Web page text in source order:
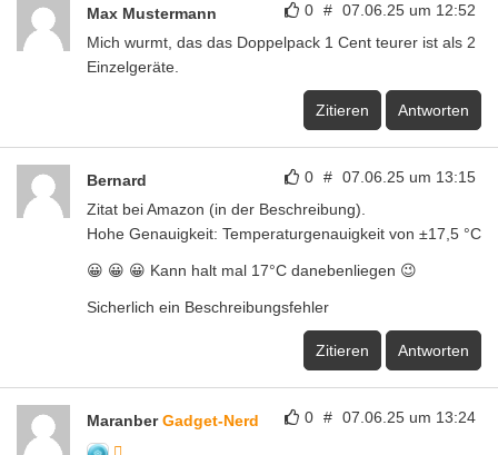
0 # 07.06.25 um 12:52
Max Mustermann
Mich wurmt, das das Doppelpack 1 Cent teurer ist als 2
Einzelgeräte.
Zitieren Antworten
0 # 07.06.25 um 13:15
Bernard
Zitat bei Amazon (in der Beschreibung).
Hohe Genauigkeit: Temperaturgenauigkeit von ±17,5 °C
😀 😀 😀 Kann halt mal 17°C danebenliegen 😉
Sicherlich ein Beschreibungsfehler
Zitieren Antworten
0 # 07.06.25 um 13:24
MaranberGadget-Nerd